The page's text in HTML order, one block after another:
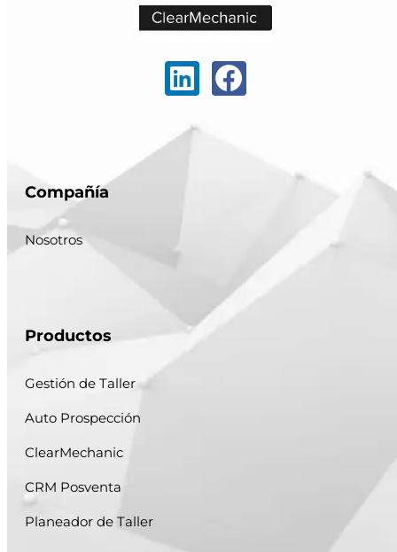
Compañía
Nosotros
Productos
Gestión de Taller
Auto Prospección
ClearMechanic
CRM Posventa
Planeador de Taller